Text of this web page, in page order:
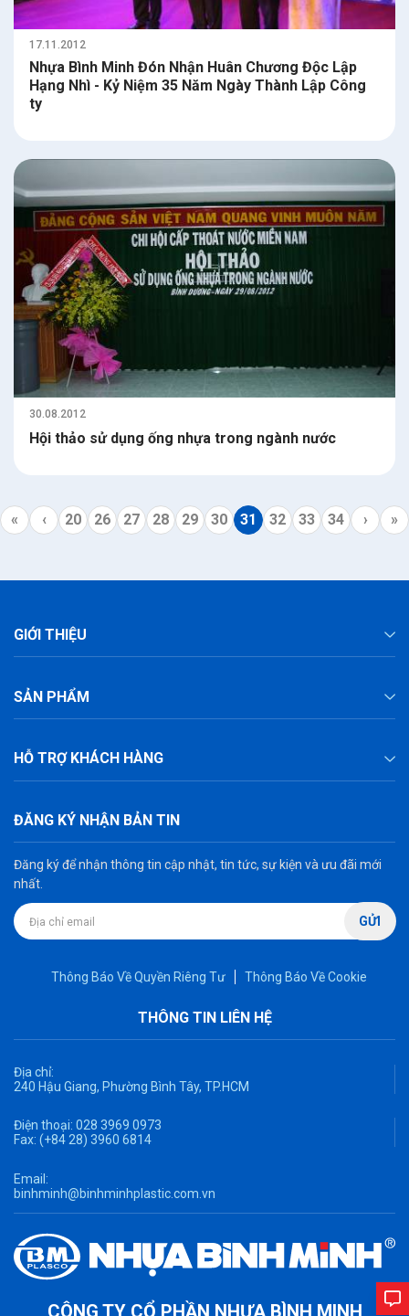
17.11.2012
Nhựa Bình Minh Đón Nhận Huân Chương Độc Lập
Hạng Nhì - Kỷ Niệm 35 Năm Ngày Thành Lập Công
ty
30.08.2012
Hội thảo sử dụng ống nhựa trong ngành nước
« ‹ 20 26 27 28 29 30 31 32 33 34 › »
GIỚI THIỆU
SẢN PHẨM
HỖ TRỢ KHÁCH HÀNG
ĐĂNG KÝ NHẬN BẢN TIN
Đăng ký để nhận thông tin cập nhật, tin tức, sự kiện và ưu đãi mới
nhất.
GỬI
THÔNG TIN LIÊN HỆ
Thông Báo Về Quyền Riêng Tư Thông Báo Về Cookie
Địa chỉ:
240 Hậu Giang, Phường Bình Tây, TP.HCM
Điện thoại: 028 3969 0973
Fax: (+84 28) 3960 6814
Email:
binhminh@binhminhplastic.com.vn
CÔNG TY CỔ PHẦN NHỰA BÌNH MINH